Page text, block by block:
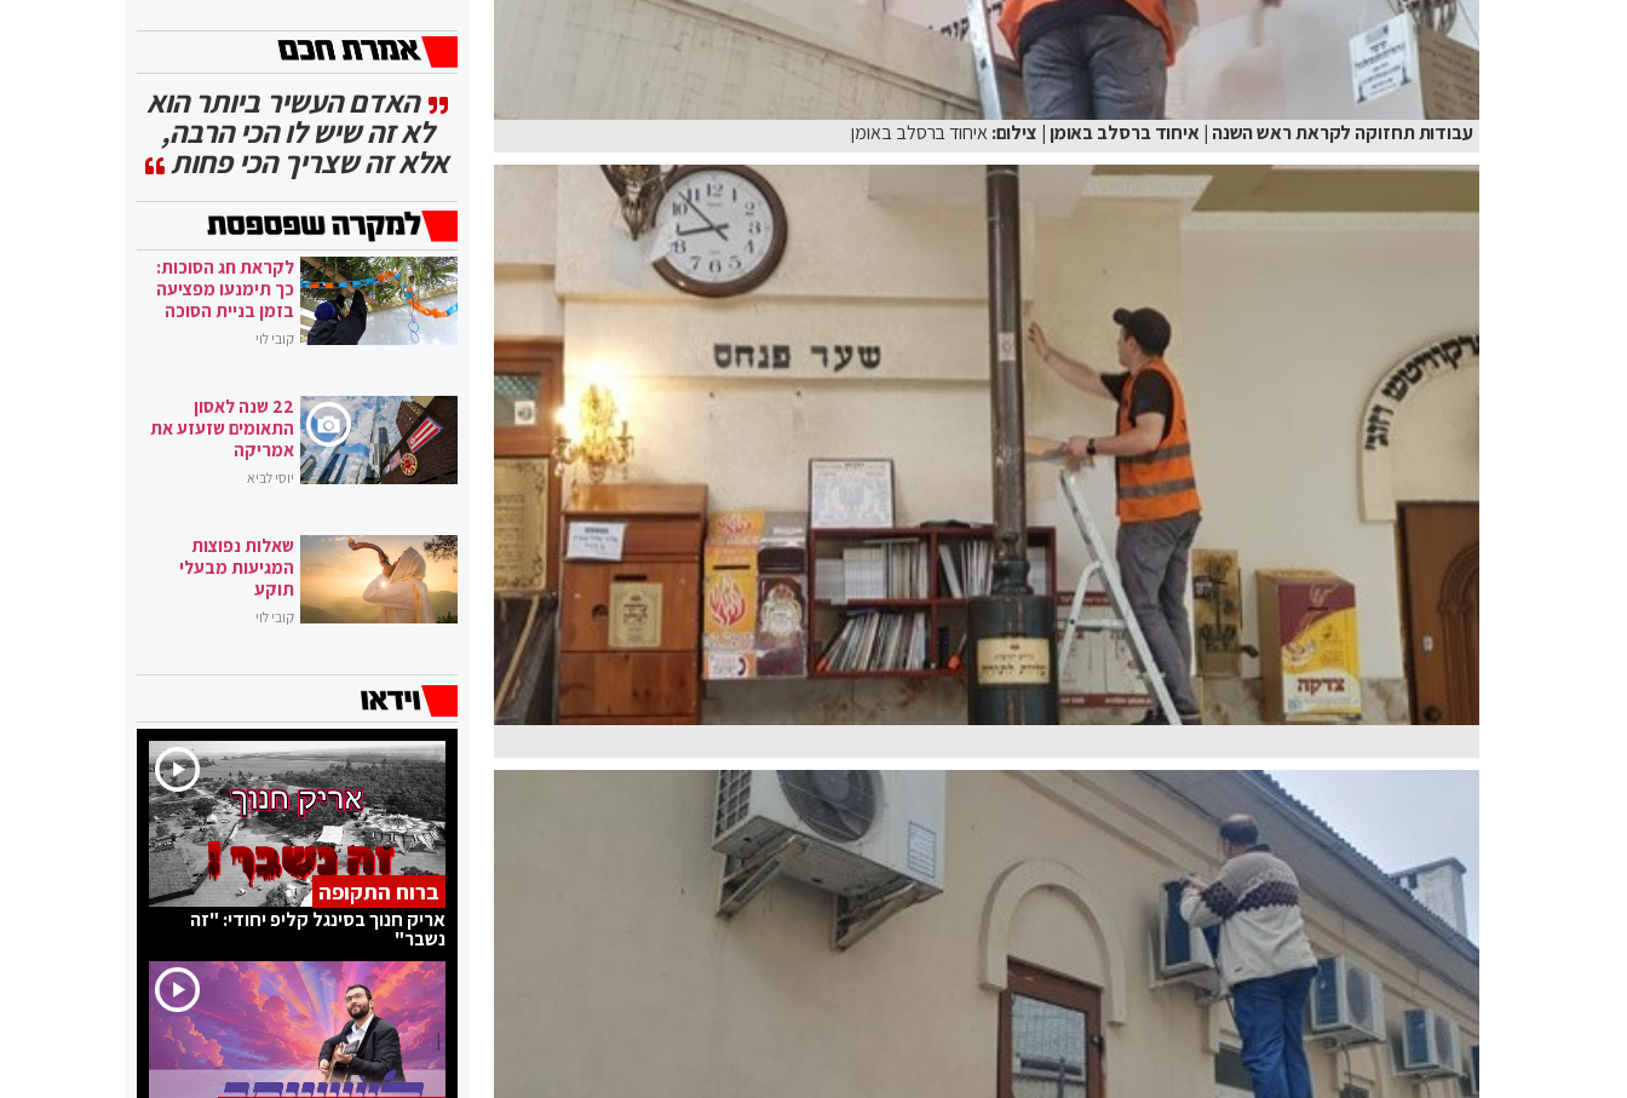
עבודות תחזוקה לקראת ראש השנה | איחוד ברסלב באומן| צילום: איחוד ברסלב באומן
האדם העשיר ביותר הוא
לא זה שיש לו הכי הרבה,
אלא זה שצריך הכי פחות
לקראת חג הסוכות:
כך תימנעו מפציעה
בזמן בניית הסוכה
קובי לוי
22 שנה לאסון
התאומים שזעזע את
אמריקה
יוסי לביא
שאלות נפוצות
המגיעות מבעלי
תוקע
קובי לוי
ברוח התקופה
אריק חנוך בסינגל קליפ יחודי: "זה
נשבר"